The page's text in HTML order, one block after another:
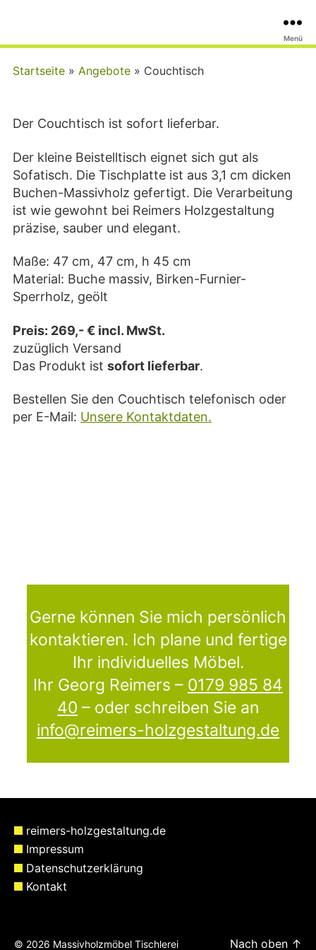
Tischlerei
Menü
Startseite » Angebote » Couchtisch
Der Couchtisch ist sofort lieferbar.
Der kleine Beistelltisch eignet sich gut als
Sofatisch. Die Tischplatte ist aus 3,1 cm dicken
Buchen-Massivholz gefertigt. Die Verarbeitung
ist wie gewohnt bei Reimers Holzgestaltung
präzise, sauber und elegant.
Maße: 47 cm, 47 cm, h 45 cm
Material: Buche massiv, Birken-Furnier-
Sperrholz, geölt
Preis: 269,- € incl. MwSt.
zuzüglich Versand
Das Produkt ist sofort lieferbar.
Bestellen Sie den Couchtisch telefonisch oder
per E-Mail: Unsere Kontaktdaten.
Gerne können Sie mich persönlich
kontaktieren. Ich plane und fertige
Ihr individuelles Möbel.
Ihr Georg Reimers – 0179 985 84
40 – oder schreiben Sie an
info@reimers-holzgestaltung.de
reimers-holzgestaltung.de
Impressum
Datenschutzerklärung
Kontakt
© 2026 Massivholzmöbel Tischlerei Nach oben ↑